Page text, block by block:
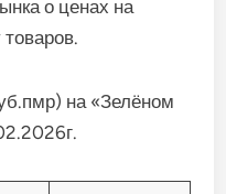
о ценах на
на «Зелёном